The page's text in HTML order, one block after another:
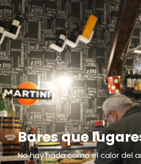
Bares que
No hay nada como el calor del